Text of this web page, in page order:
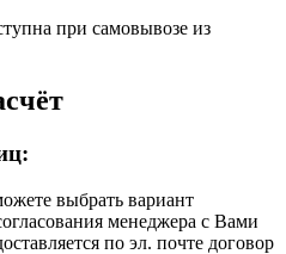
при самовывозе из
выбрать вариант
менеджера с Вами
по эл. почте договор